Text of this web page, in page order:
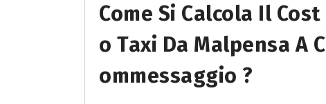
Come Si Calcola Il Cost
O Taxi Da Malpensa A C
Ommessaggio ?